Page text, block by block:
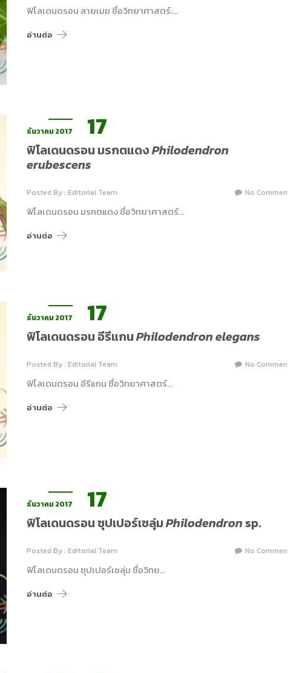
ฟิโลเดนดรอน ลายเมฆ ชื่อวิทยาศาสตร์:…
อ่านต่อ
ธันวาคม 2017 17
ฟิโลเดนดรอน มรกตแดงPhilodendron
erubescens
Posted By : Editorial Team No
ฟิโลเดนดรอน มรกตแดง ชื่อวิทยาศาสตร์…
อ่านต่อ
ธันวาคม 2017 17
ฟิโลเดนดรอน อีรีแกนPhilodendron elegans
Posted By : Editorial Team No
ฟิโลเดนดรอน อีรีแกน ชื่อวิทยาศาสตร์…
อ่านต่อ
ธันวาคม 2017 17
ฟิโลเดนดรอน ซุปเปอร์เซลุ่มPhilodendronsp.
Posted By : Editorial Team No
ฟิโลเดนดรอน ซุปเปอร์เซลุ่ม ชื่อวิทย…
อ่านต่อ